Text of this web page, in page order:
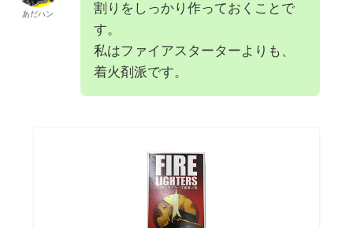
あだハン
割りをしっかり作っておくことで
す。
私はファイアスターターよりも、
着火剤派です。